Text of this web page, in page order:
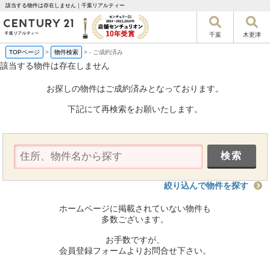
該当する物件は存在しません｜千葉リアルティー
千葉 木更津
TOPページ > 物件検索 >- ご成約済み
該当する物件は存在しません
お探しの物件はご成約済みとなっております。
下記にて再検索をお願いたします。
絞り込んで物件を探す
ホームページに掲載されていない物件も
多数ございます。
お手数ですが、
会員登録フォームよりお問合せ下さい。